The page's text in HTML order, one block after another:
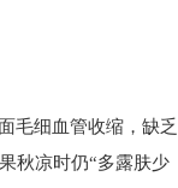
毛细血管收缩，缺乏
秋凉时仍“多露肤少